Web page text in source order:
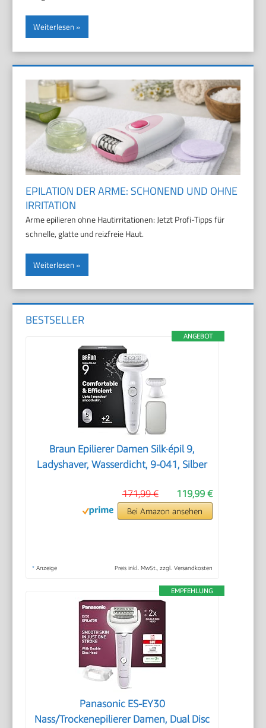
Weiterlesen
EPILATION DER ARME: SCHONEND UND OHNE
IRRITATION
Arme epilieren ohne Hautirritationen: Jetzt Profi-Tipps für
schnelle, glatte und reizfreie Haut.
Weiterlesen
BESTSELLER
ANGEBOT
Braun Epilierer Damen Silk·épil 9,
Ladyshaver, Wasserdicht, 9-041, Silber
119,99 €
171,99 €
Bei Amazon ansehen
* Anzeige Preis inkl. MwSt., zzgl. Versandkosten
EMPFEHLUNG
Panasonic ES-EY30
Nass/Trockenepilierer Damen, Dual Disc